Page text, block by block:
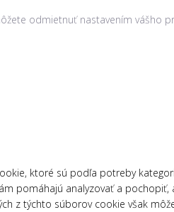
odmietnuť nastavením vášho
ktoré sú podľa potreby
pomáhajú analyzovať a
z týchto súborov cookie však